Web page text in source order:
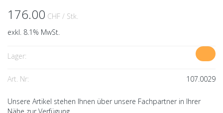
176.00 CHF / Stk.
exkl. 8.1% MwSt.
Lager:
Art. Nr: 107.0029
Unsere Artikel stehen Ihnen über unsere Fachpartner in Ihrer